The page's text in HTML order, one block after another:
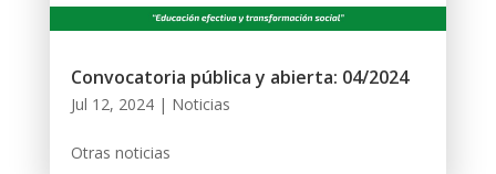
Convocatoria pública y abierta: 04/2024
Jul 12, 2024| Noticias
Otras noticias